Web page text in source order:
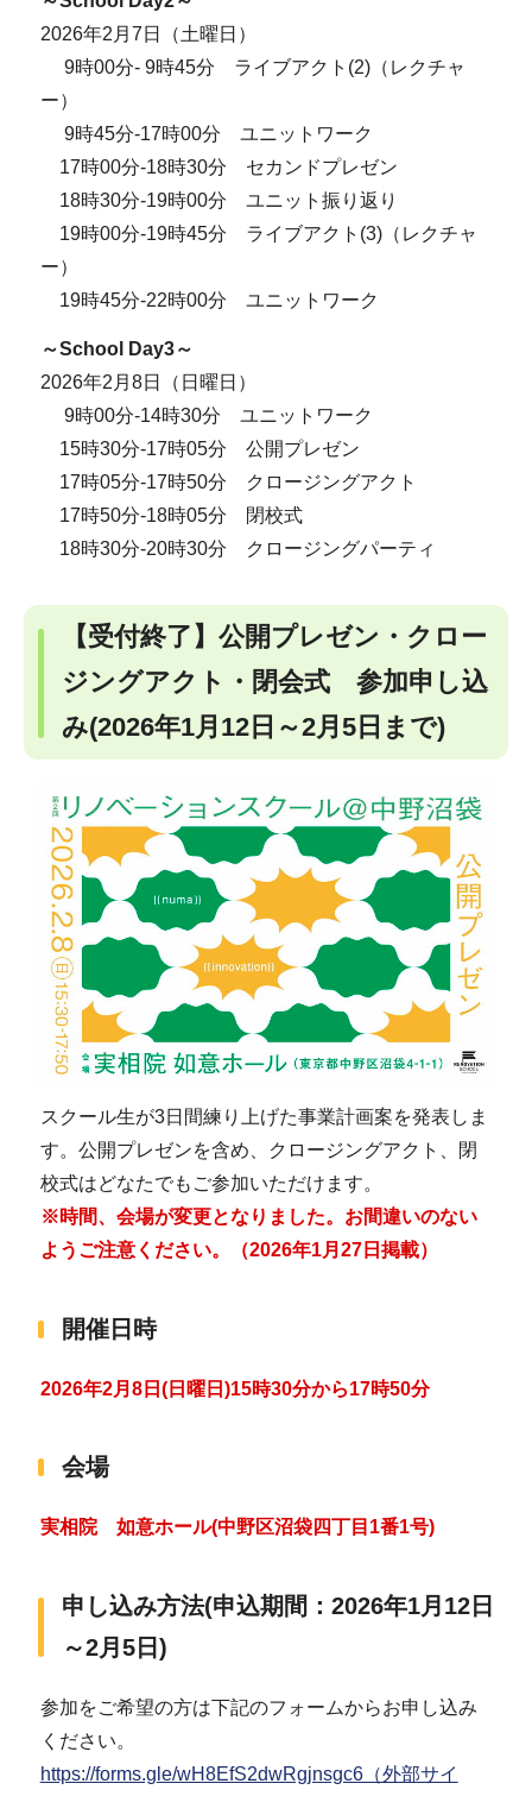
2026年2月7日（土曜日）
9時00分- 9時45分 ライブアクト(2)（レクチャ
ー）
9時45分-17時00分 ユニットワーク
17時00分-18時30分 セカンドプレゼン
18時30分-19時00分 ユニット振り返り
19時00分-19時45分 ライブアクト(3)（レクチャ
ー）
19時45分-22時00分 ユニットワーク
～School Day3～
2026年2月8日（日曜日）
9時00分-14時30分 ユニットワーク
15時30分-17時05分 公開プレゼン
17時05分-17時50分 クロージングアクト
17時50分-18時05分 閉校式
18時30分-20時30分 クロージングパーティ
【受付終了】公開プレゼン・クロー
ジングアクト・閉会式 参加申し込
み(2026年1月12日～2月5日まで)
スクール生が3日間練り上げた事業計画案を発表しま
す。公開プレゼンを含め、クロージングアクト、閉
校式はどなたでもご参加いただけます。
※時間、会場が変更となりました。 お間違いのない
ようご注意ください。（2026年1月27日掲載）
開催日時
2026年2月8日(日曜日)15時30分から17時50分
会場
実相院 如意ホール(中野区沼袋四丁目1番1号)
申し込み方法(申込期間：2026年1月12日
～2月5日)
参加をご希望の方は下記のフォームからお申し込み
ください。
https://forms.gle/wH8EfS2dwRgjnsgc6（外部サイ